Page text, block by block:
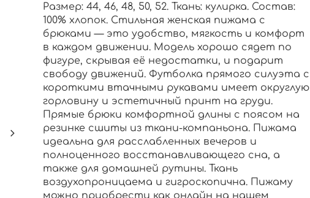
Размер: 44, 46, 48, 50, 52. Ткань: кулирка. Состав:
100% хлопок. Стильная женская пижама с
брюками — это удобство, мягкость и комфорт
в каждом движении. Модель хорошо сядет по
фигуре, скрывая её недостатки, и подарит
свободу движений. Футболка прямого силуэта с
короткими втачными рукавами имеет округлую
горловину и эстетичный принт на груди.
Прямые брюки комфортной длины с поясом на
резинке сшиты из ткани-компаньона. Пижама
идеальна для расслабленных вечеров и
полноценного восстанавливающего сна, а
также для домашней рутины. Ткань
воздухопроницаема и гигроскопична. Пижаму
можно приобрести как онлайн на нашем